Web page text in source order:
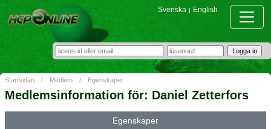
Svenska | English
Startsidan / Medlem / Egenskaper
Medlemsinformation för: Daniel Zetterfors
Egenskaper